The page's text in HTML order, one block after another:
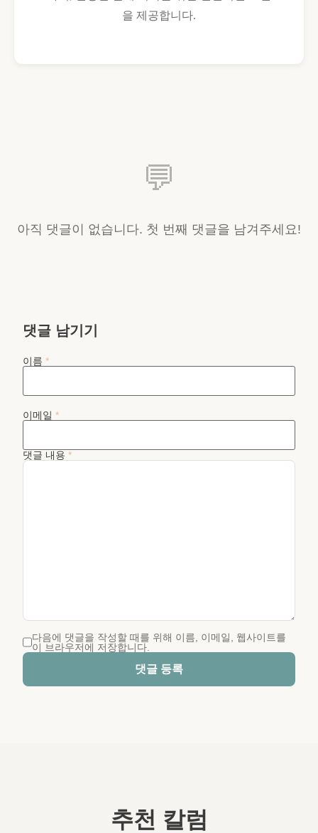
을 제공합니다.
💬
아직 댓글이 없습니다. 첫 번째 댓글을 남겨주세요!
댓글 남기기
이름 *
이메일 *
댓글 내용 *
다음에 댓글을 작성할 때를 위해 이름, 이메일, 웹사이트를
이 브라우저에 저장합니다.
댓글 등록
추천 칼럼